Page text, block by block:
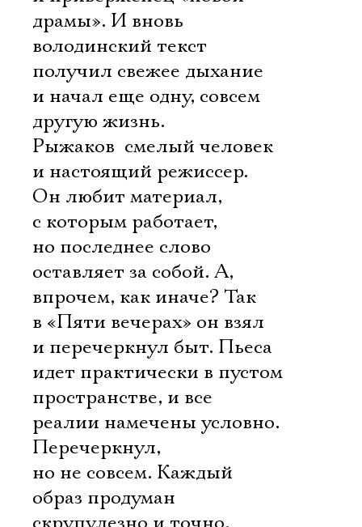
драмы». И вновь
володинский текст
получил свежее дыхание
и начал еще одну, совсем
другую жизнь.
Рыжаков  смелый человек
и настоящий режиссер.
Он любит материал,
с которым работает,
но последнее слово
оставляет за собой. А,
впрочем, как иначе? Так
в «Пяти вечерах» он взял
и перечеркнул быт. Пьеса
идет практически в пустом
пространстве, и все
реалии намечены условно.
Перечеркнул,
но не совсем. Каждый
образ продуман